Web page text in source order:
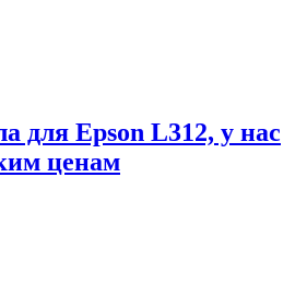
для Epson L312, у нас
ценам